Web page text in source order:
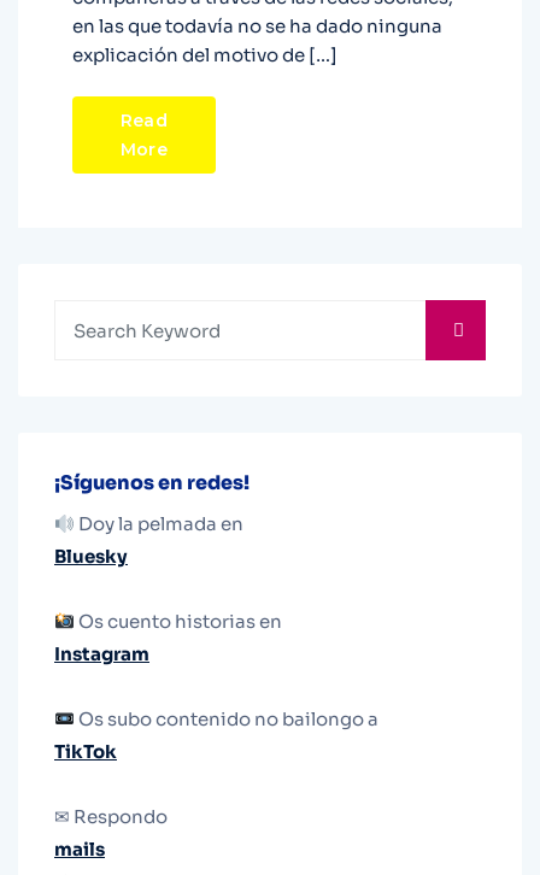
en las que todavía no se ha dado ninguna
explicación del motivo de […]
Read
More
¡Síguenos en redes!
Doy la pelmada en
Bluesky
Os cuento historias en
Instagram
Os subo contenido no bailongo a
TikTok
✉ Respondo
mails